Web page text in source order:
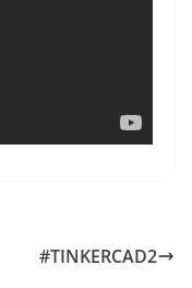
#TINKERCAD2